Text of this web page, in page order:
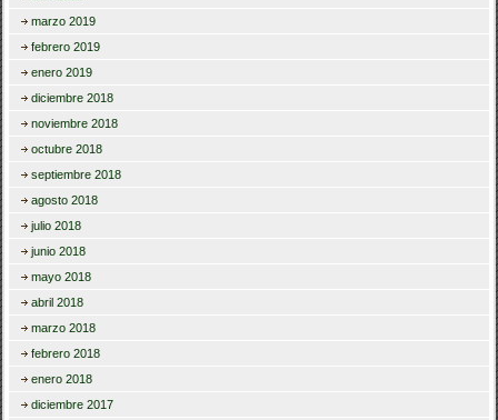
marzo 2019
febrero 2019
enero 2019
diciembre 2018
noviembre 2018
octubre 2018
septiembre 2018
agosto 2018
julio 2018
junio 2018
mayo 2018
abril 2018
marzo 2018
febrero 2018
enero 2018
diciembre 2017